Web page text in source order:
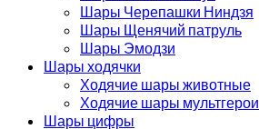
Шары Черепашки Ниндзя
Шары Щенячий патруль
Шары Эмодзи
Шары ходячки
Ходячие шары животные
Ходячие шары мультгерои
Шары цифры